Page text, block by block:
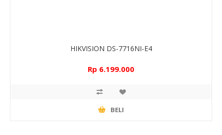
HIKVISION DS-7716NI-E4
Rp 6.199.000
BELI